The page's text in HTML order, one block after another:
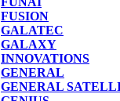
FUSION
GALATEC
GALAXY
INNOVATIONS
GENERAL
GENERAL